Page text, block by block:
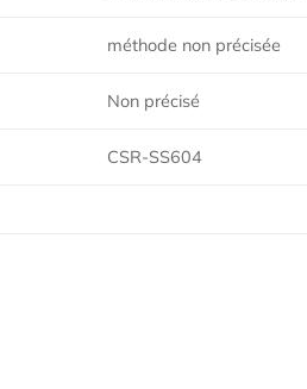
méthode non précisée
Non précisé
CSR-SS604